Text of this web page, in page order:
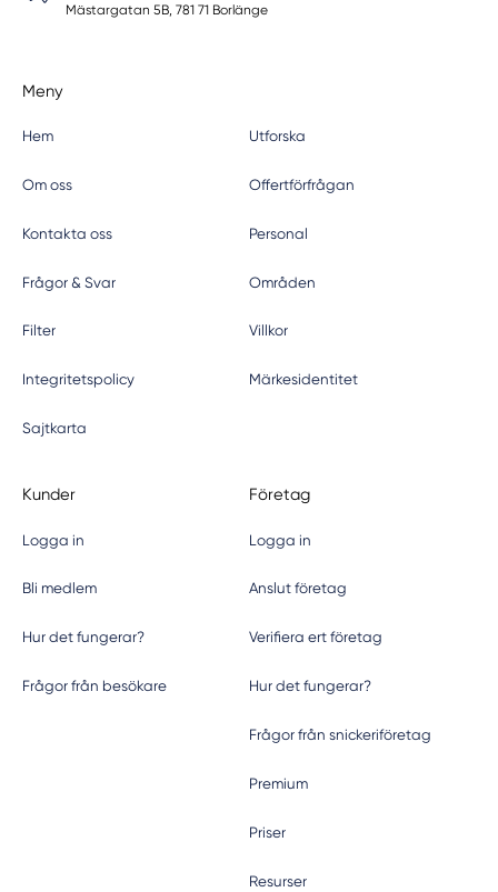
Mästargatan 5B, 781 71 Borlänge
Meny
Hem Utforska
Om oss Offertförfrågan
Kontakta oss Personal
Frågor & Svar Områden
Filter Villkor
Integritetspolicy Märkesidentitet
Sajtkarta
Kunder
Logga in
Bli medlem
Hur det fungerar?
Frågor från besökare
Företag
Logga in
Anslut företag
Verifiera ert företag
Hur det fungerar?
Frågor från snickeriföretag
Premium
Priser
Resurser